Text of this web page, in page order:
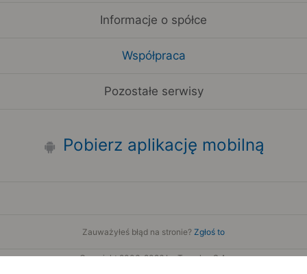
Informacje o spółce
Współpraca
Pozostałe serwisy
Pobierz aplikację mobilną
Zauważyłeś błąd na stronie? Zgłoś to
Copyright 2006-2026 by Teroplan S.A.